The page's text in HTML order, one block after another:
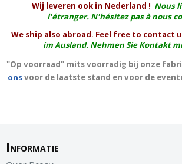
Wij leveren ook in Nederland ! Nous
l'étranger. N'hésitez pas à nous
We ship also abroad. Feel free to contact
im Ausland. Nehmen Sie Kontakt
"Op voorraad" mits voorradig bij onze
onsvoor de laatste stand en voor de
Informatie